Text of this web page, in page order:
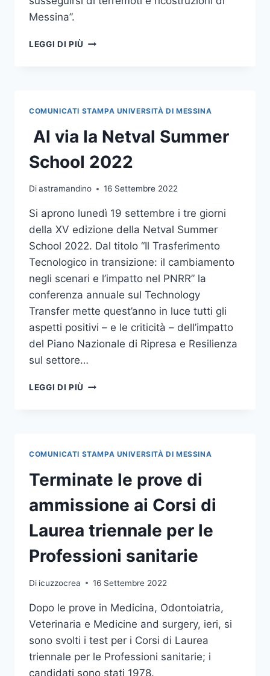
Messina”.
LEGGI DI PIÙ PORTE
AFFACCIO
SUL
SUSSEGUIRSI
DI
E
DI
MESSINA”
COMUNICATI STAMPA UNIVERSITÀ DI MESSINA
Al via la Netval Summer
School 2022
Diastramandino 16 Settembre 2022
Si aprono lunedì 19 settembre i tre giorni
della XV edizione della Netval Summer
School 2022. Dal titolo “Il Trasferimento
Tecnologico in transizione: il cambiamento
negli scenari e l’impatto nel PNRR” la
conferenza annuale sul Technology
Transfer mette quest’anno in luce tutti gli
aspetti positivi – e le criticità – dell’impatto
del Piano Nazionale di Ripresa e Resilienza
sul settore…
LEGGI DI PIÙ AL
COMUNICATI STAMPA UNIVERSITÀ DI MESSINA
Terminate le prove di
ammissione ai Corsi di
Laurea triennale per le
Professioni sanitarie
Di icuzzocrea 16 Settembre 2022
Dopo le prove in Medicina, Odontoiatria,
Veterinaria e Medicine and surgery, ieri, si
sono svolti i test per i Corsi di Laurea
triennale per le Professioni sanitarie; i
candidati sono stati 1978.